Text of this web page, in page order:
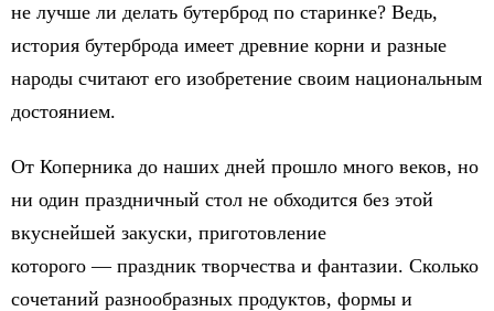
не лучше ли делать бутерброд по старинке? Ведь,
история бутерброда имеет древние корни и разные
народы считают его изобретение своим национальным
достоянием.
От Коперника до наших дней прошло много веков, но
ни один праздничный стол не обходится без этой
вкуснейшей закуски, приготовление
которого — праздник творчества и фантазии. Сколько
сочетаний разнообразных продуктов, формы и